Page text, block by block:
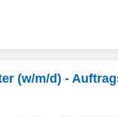
(w/m/d) -